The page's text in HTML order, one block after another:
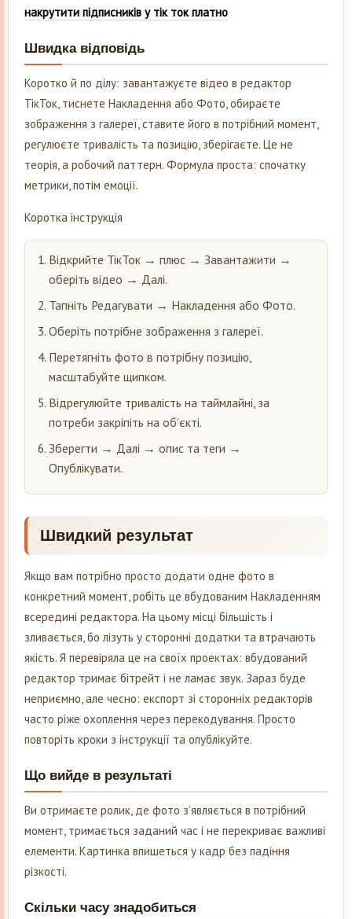
накрутити підписників у тік ток платно
Швидка відповідь
Коротко й по ділу: завантажуєте відео в редактор
ТікТок, тиснете Накладення або Фото, обираєте
зображення з галереї, ставите його в потрібний момент,
регулюєте тривалість та позицію, зберігаєте. Це не
теорія, а робочий паттерн. Формула проста: спочатку
метрики, потім емоції.
Коротка інструкція
Відкрийте ТікТок → плюс → Завантажити →
оберіть відео → Далі.
Тапніть Редагувати → Накладення або Фото.
Оберіть потрібне зображення з галереї.
Перетягніть фото в потрібну позицію,
масштабуйте щипком.
Відрегулюйте тривалість на таймлайні, за
потреби закріпіть на об’єкті.
Зберегти → Далі → опис та теги →
Опублікувати.
Швидкий результат
Якщо вам потрібно просто додати одне фото в
конкретний момент, робіть це вбудованим Накладенням
всередині редактора. На цьому місці більшість і
зливається, бо лізуть у сторонні додатки та втрачають
якість. Я перевіряла це на своїх проектах: вбудований
редактор тримає бітрейт і не ламає звук. Зараз буде
неприємно, але чесно: експорт зі сторонніх редакторів
часто ріже охоплення через перекодування. Просто
повторіть кроки з інструкції та опублікуйте.
Що вийде в результаті
Ви отримаєте ролик, де фото з’являється в потрібний
момент, тримається заданий час і не перекриває важливі
елементи. Картинка впишеться у кадр без падіння
різкості.
Скільки часу знадобиться